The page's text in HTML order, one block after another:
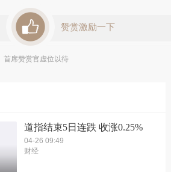
赞赏激励一下
首席赞赏官虚位以待
道指结束5日连跌 收涨0.25%
04-26 09:49
财经